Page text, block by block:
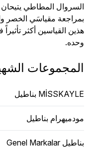
السروال المطاطي
بمراجعة مقياسَي الخصر
هذين القياسين أكثر
وحده.
المجموعات
MİSSKAYLE بناطيل
مودميهرام بناطيل
بناطيل Genel Markalar